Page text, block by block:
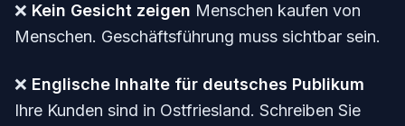
❌ Kein Gesicht zeigen Menschen kaufen von
Menschen. Geschäftsführung muss sichtbar sein.
❌ Englische Inhalte für deutsches Publikum
Ihre Kunden sind in Ostfriesland. Schreiben Sie